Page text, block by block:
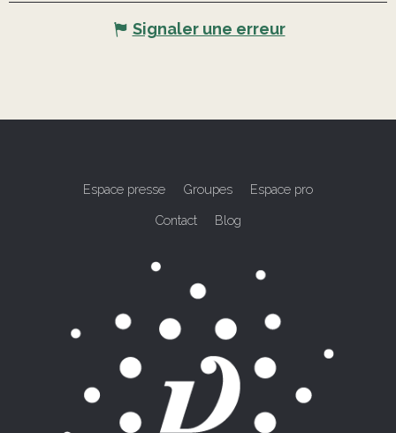
Signaler une erreur
Espace presse Groupes Espace pro
Contact Blog